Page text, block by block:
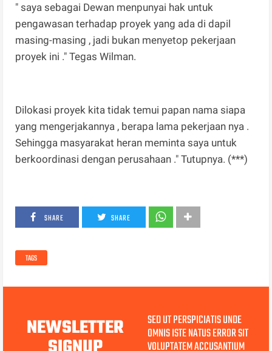
" saya sebagai Dewan menpunyai hak untuk
pengawasan terhadap proyek yang ada di dapil
masing-masing , jadi bukan menyetop pekerjaan
proyek ini ." Tegas Wilman.
Dilokasi proyek kita tidak temui papan nama siapa
yang mengerjakannya , berapa lama pekerjaan nya .
Sehingga masyarakat heran meminta saya untuk
berkoordinasi dengan perusahaan ." Tutupnya. (***)
SHARE SHARE
TAGS
NEWSLETTER SED UT PERSPICIATIS UNDE
OMNIS ISTE NATUS ERROR SIT
VOLUPTATEM ACCUSANTIUM